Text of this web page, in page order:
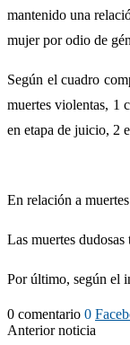
mantenido una
mujer por odio de
Según el cuadro
muertes violentas, 1
en etapa de juicio, 2
En relación a
Las muertes
Por último, según el
0 comentario 0
Anterior noticia